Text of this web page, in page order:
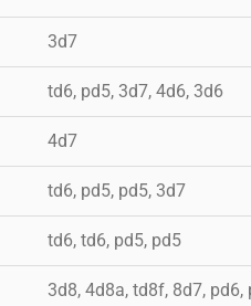
3d7
td6, pd5, 3d7, 4d6, 3d6
4d7
td6, pd5, pd5, 3d7
td6, td6, pd5, pd5
3d8, 4d8a, td8f, 8d7, pd6,